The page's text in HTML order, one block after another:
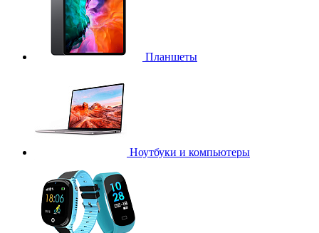
Планшеты
Ноутбуки и компьютеры